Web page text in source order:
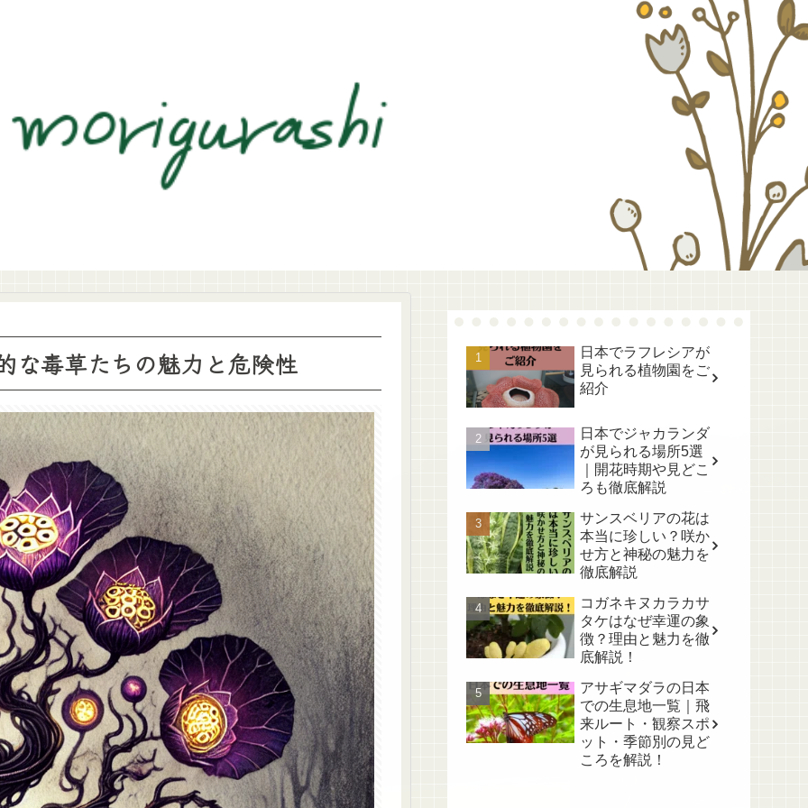
な毒草たちの魅力と危険性
日本でラフレシアが
見られる植物園をご
紹介
日本でジャカランダ
が見られる場所5選
｜開花時期や見どこ
ろも徹底解説
サンスベリアの花は
本当に珍しい？咲か
せ方と神秘の魅力を
徹底解説
コガネキヌカラカサ
タケはなぜ幸運の象
徴？理由と魅力を徹
底解説！
アサギマダラの日本
での生息地一覧｜飛
来ルート・観察スポ
ット・季節別の見ど
ころを解説！